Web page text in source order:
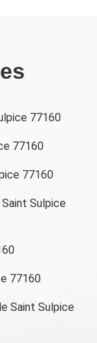
77160
77160
77160
Sulpice
77160
Saint Sulpice